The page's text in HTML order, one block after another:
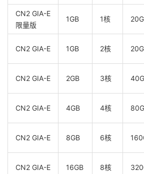
CN2 GIA-E
限量版
1GB 1核
CN2 GIA-E 1GB 2核
CN2 GIA-E 2GB 3核
CN2 GIA-E 4GB 4核
CN2 GIA-E 8GB 6核
CN2 GIA-E 16GB 8核